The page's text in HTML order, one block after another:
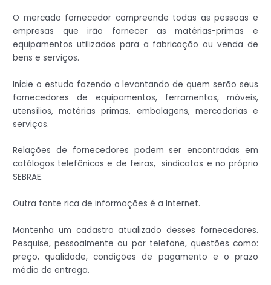
O mercado fornecedor compreende todas as pessoas e
empresas que irão fornecer as matérias-primas e
equipamentos utilizados para a fabricação ou venda de
bens e serviços.
Inicie o estudo fazendo o levantando de quem serão seus
fornecedores de equipamentos, ferramentas, móveis,
utensílios, matérias primas, embalagens, mercadorias e
serviços.
Relações de fornecedores podem ser encontradas em
catálogos telefônicos e de feiras, sindicatos e no próprio
SEBRAE.
Outra fonte rica de informações é a Internet.
Mantenha um cadastro atualizado desses fornecedores.
Pesquise, pessoalmente ou por telefone, questões como:
preço, qualidade, condições de pagamento e o prazo
médio de entrega.